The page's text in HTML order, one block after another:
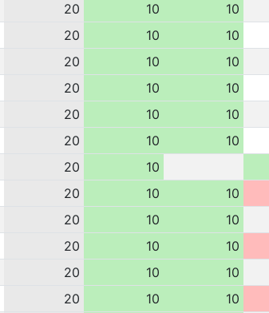
20 10
10
20 10
10
20 10
10
20 10
10
20 10
10
20 10
10
20 10
20 10 10
20 10
10
20 10 10
20 10
10
20 10 10